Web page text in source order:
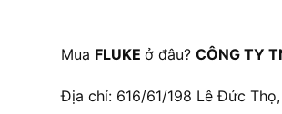
Mua FLUKE ở đâu? CÔNG TY
Địa chỉ: 616/61/198 Lê Đức